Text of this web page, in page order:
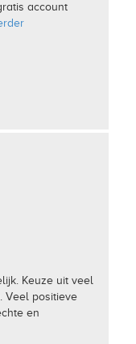
account
Keuze uit veel
Veel positieve
en